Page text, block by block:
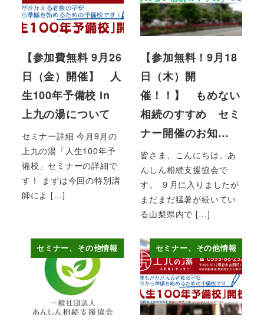
【参加費無料 9月26
日（金）開催】 人
生100年予備校 in
上九の湯について
セミナー詳細 今月9月の
上九の湯「人生100年予
備校」セミナーの詳細で
す！ まずは今回の特別講
師によ […]
【参加無料！9月18
日（木）開
催！！】 もめない
相続のすすめ セミ
ナー開催のお知…
皆さま、こんにちは。あ
んしん相続支援協会で
す。 ９月に入りましたが
まだまだ猛暑が続いてい
る山梨県内で […]
セミナー、その他情報 セミナー、その他情報